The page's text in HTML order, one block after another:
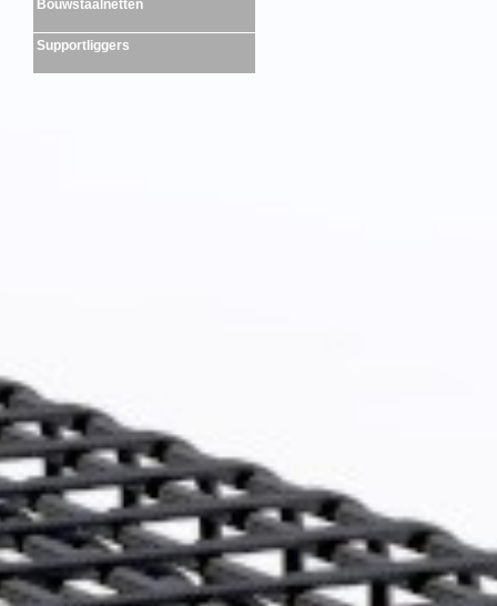
Bouwstaalnetten
Supportliggers